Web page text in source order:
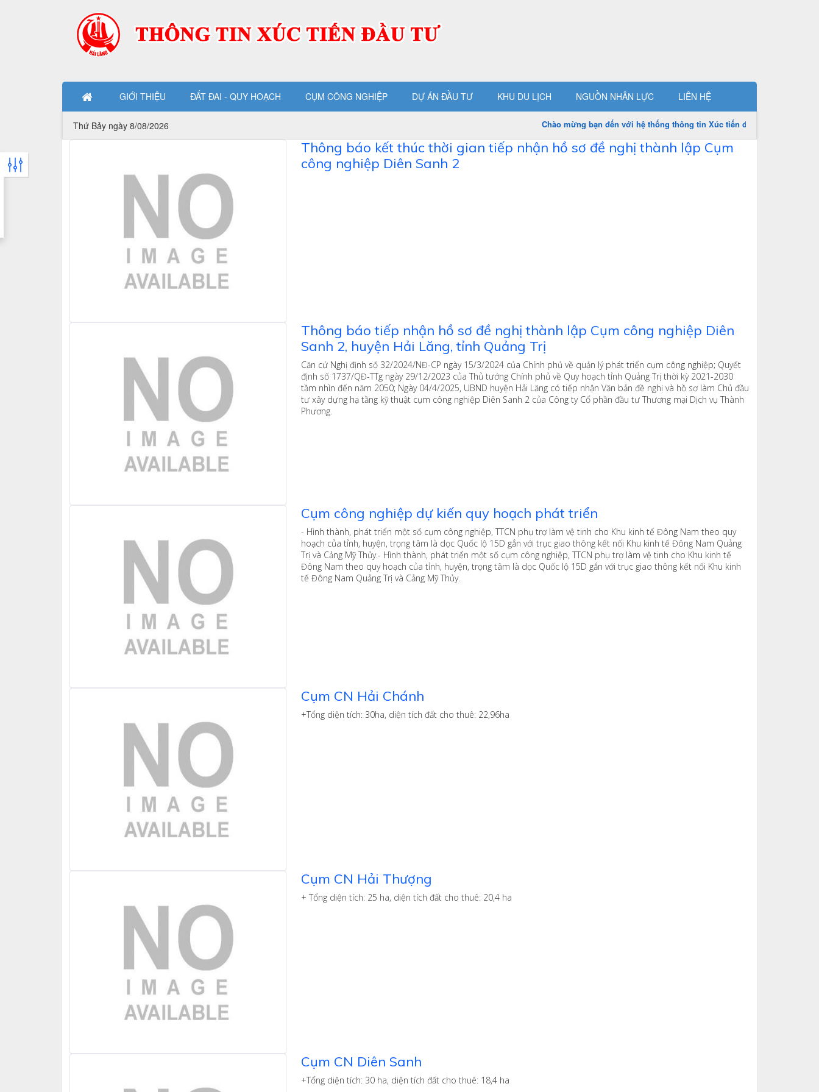
Cụm công nghiệp - Huyện Hải Lăng
GIỚI THIỆU ĐẤT ĐAI - QUY HOẠCH CỤM CÔNG NGHIỆP DỰ ÁN ĐẦU TƯ KHU DU LỊCH NGUỒN NHÂN LỰC LIÊN HỆ
Thứ Bảy ngày 8/08/2026 Chào mừng bạn đến với hệ thống thông tin Xúc tiến đầu tư huyện Hải
Thông báo kết thúc thời gian tiếp nhận hồ sơ đề nghị thành lập Cụm
công nghiệp Diên Sanh 2
Thông báo tiếp nhận hồ sơ đề nghị thành lập Cụm công nghiệp Diên
Sanh 2, huyện Hải Lăng, tỉnh Quảng Trị
Căn cứ Nghị định số 32/2024/NĐ-CP ngày 15/3/2024 của Chính phủ về quản lý phát triển cụm công nghiệp; Quyết
định số 1737/QĐ-TTg ngày 29/12/2023 của Thủ tướng Chính phủ về Quy hoạch tỉnh Quảng Trị thời kỳ 2021-2030
tầm nhìn đến năm 2050; Ngày 04/4/2025, UBND huyện Hải Lăng có tiếp nhận Văn bản đề nghị và hồ sơ làm Chủ đầu
tư xây dựng hạ tầng kỹ thuật cụm công nghiệp Diên Sanh 2 của Công ty Cổ phần đầu tư Thương mại Dịch vụ Thành
Phương.
Cụm công nghiệp dự kiến quy hoạch phát triển
- Hình thành, phát triển một số cụm công nghiệp, TTCN phụ trợ làm vệ tinh cho Khu kinh tế Đông Nam theo quy
hoạch của tỉnh, huyện, trọng tâm là dọc Quốc lộ 15D gắn với trục giao thông kết nối Khu kinh tế Đông Nam Quảng
Trị và Cảng Mỹ Thủy.- Hình thành, phát triển một số cụm công nghiệp, TTCN phụ trợ làm vệ tinh cho Khu kinh tế
Đông Nam theo quy hoạch của tỉnh, huyện, trọng tâm là dọc Quốc lộ 15D gắn với trục giao thông kết nối Khu kinh
tế Đông Nam Quảng Trị và Cảng Mỹ Thủy.
Cụm CN Hải Chánh
+Tổng diện tích: 30ha, diện tích đất cho thuê: 22,96ha
Cụm CN Hải Thượng
+ Tổng diện tích: 25 ha, diện tích đất cho thuê: 20,4 ha
Cụm CN Diên Sanh
+Tổng diện tích: 30 ha, diện tích đất cho thuê: 18,4 ha